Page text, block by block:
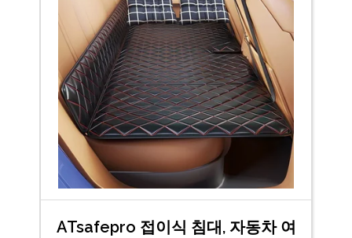
ATsafepro 접이식 침대, 자동차 여